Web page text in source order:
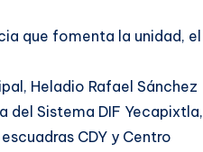
que fomenta la unidad, el
Heladio Rafael Sánchez
del Sistema DIF Yecapixtla,
CDY y Centro